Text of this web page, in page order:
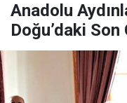
Anadolu
Doğu’daki Son